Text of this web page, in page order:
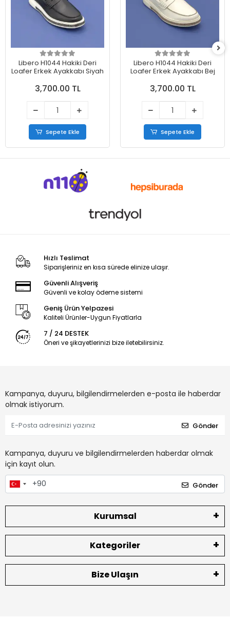
Libero H1044 Hakiki Deri
Loafer Erkek Ayakkabı Siyah
3,700.00 TL
Sepete Ekle
Libero H1044 Hakiki Deri
Loafer Erkek Ayakkabı Bej
3,700.00 TL
Sepete Ekle
Hızlı Teslimat
Siparişleriniz en kısa sürede elinize ulaşır.
Güvenli Alışveriş
Güvenli ve kolay ödeme sistemi
Geniş Ürün Yelpazesi
Kaliteli Ürünler-Uygun Fiyatlarla
7 / 24 DESTEK
Öneri ve şikayetlerinizi bize iletebilirsiniz.
Kampanya, duyuru, bilgilendirmelerden e-posta ile haberdar
olmak istiyorum.
Gönder
Kampanya, duyuru ve bilgilendirmelerden haberdar olmak
için kayıt olun.
Gönder
Kurumsal
Kategoriler
Bize Ulaşın